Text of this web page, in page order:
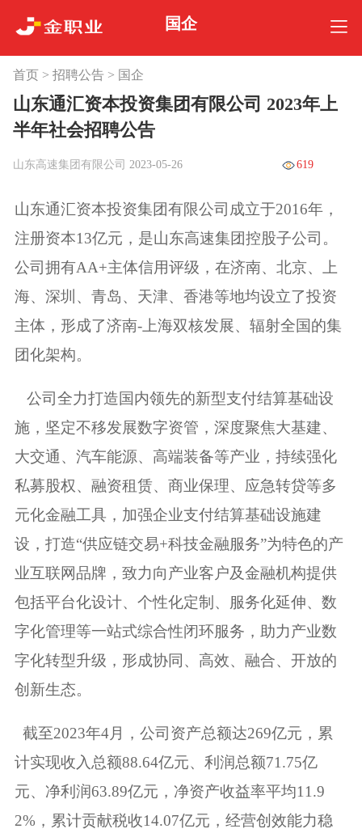
国企
首页> 招聘公告 > 国企
山东通汇资本投资集团有限公司 2023年上
半年社会招聘公告
山东高速集团有限公司 2023-05-26 619
山东通汇资本投资集团有限公司成立于2016年，
注册资本13亿元，是山东高速集团控股子公司。
公司拥有AA+主体信用评级，在济南、北京、上
海、深圳、青岛、天津、香港等地均设立了投资
主体，形成了济南-上海双核发展、辐射全国的集
团化架构。
公司全力打造国内领先的新型支付结算基础设
施，坚定不移发展数字资管，深度聚焦大基建、
大交通、汽车能源、高端装备等产业，持续强化
私募股权、融资租赁、商业保理、应急转贷等多
元化金融工具，加强企业支付结算基础设施建
设，打造“供应链交易+科技金融服务”为特色的产
业互联网品牌，致力向产业客户及金融机构提供
包括平台化设计、个性化定制、服务化延伸、数
字化管理等一站式综合性闭环服务，助力产业数
字化转型升级，形成协同、高效、融合、开放的
创新生态。
截至2023年4月，公司资产总额达269亿元，累
计实现收入总额88.64亿元、利润总额71.75亿
元、净利润63.89亿元，净资产收益率平均11.9
2%，累计贡献税收14.07亿元，经营创效能力稳